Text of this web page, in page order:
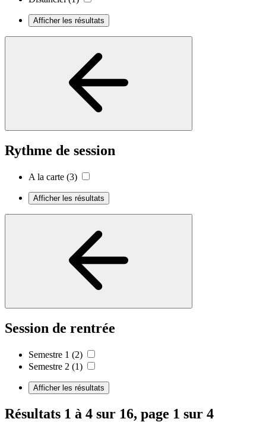
Afficher les résultats
Rythme de session
A la carte (3)
Afficher les résultats
Session de rentrée
Semestre 1 (2)
Semestre 2 (1)
Afficher les résultats
Résultats 1 à 4 sur 16, page 1 sur 4